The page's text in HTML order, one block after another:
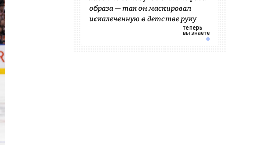
образа — так он маскировал
искалеченную в детстве руку